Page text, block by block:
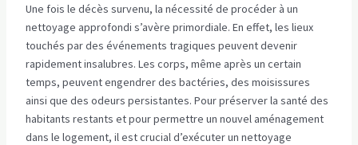
Une fois le décès survenu, la nécessité de procéder à un
nettoyage approfondi s’avère primordiale. En effet, les lieux
touchés par des événements tragiques peuvent devenir
rapidement insalubres. Les corps, même après un certain
temps, peuvent engendrer des bactéries, des moisissures
ainsi que des odeurs persistantes. Pour préserver la santé des
habitants restants et pour permettre un nouvel aménagement
dans le logement, il est crucial d’exécuter un nettoyage